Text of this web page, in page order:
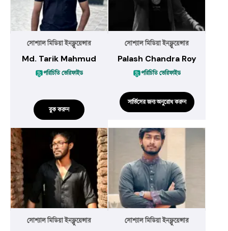
সোশ্যাল মিডিয়া ইনফ্লুয়েন্সার
Md. Tarik Mahmud
পরিচিতি ভেরিফাইড
বুক করুন
সোশ্যাল মিডিয়া ইনফ্লুয়েন্সার
Palash Chandra Roy
পরিচিতি ভেরিফাইড
সার্ভিসের জন্য অনুরোধ করুন
সোশ্যাল মিডিয়া ইনফ্লুয়েন্সার সোশ্যাল মিডিয়া ইনফ্লুয়েন্সার